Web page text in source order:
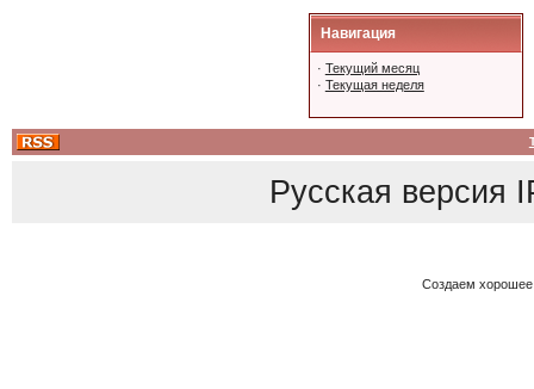
Навигация
· Текущий месяц
· Текущая неделя
Русская версия
Создаем